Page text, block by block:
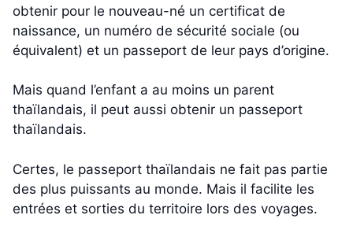
obtenir pour le nouveau-né un certificat de
naissance, un numéro de sécurité sociale (ou
équivalent) et un passeport de leur pays d’origine.
Mais quand l’enfant a au moins un parent
thaïlandais, il peut aussi obtenir un passeport
thaïlandais.
Certes, le passeport thaïlandais ne fait pas partie
des plus puissants au monde. Mais il facilite les
entrées et sorties du territoire lors des voyages.